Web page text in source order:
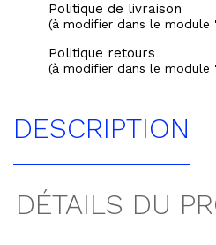
Politique de livraison
(à modifier dans le module
Politique retours
(à modifier dans le module
DESCRIPTION
DÉTAILS DU